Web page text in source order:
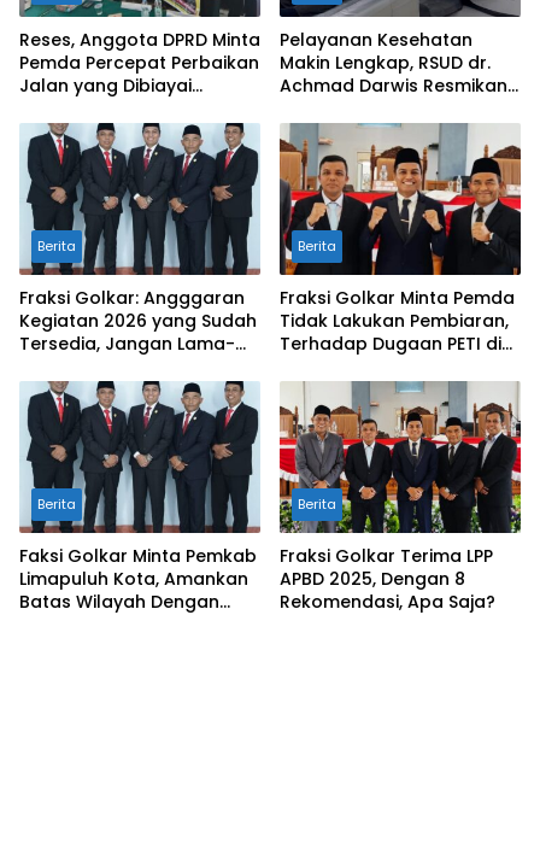
Reses, Anggota DPRD Minta
Pemda Percepat Perbaikan
Jalan yang Dibiayai
Pelayanan Kesehatan
Makin Lengkap, RSUD dr.
Achmad Darwis Resmikan
Berita
Fraksi Golkar: Angggaran
Kegiatan 2026 yang Sudah
Tersedia, Jangan Lama-
Daerah
Berita
Fraksi Golkar Minta Pemda
Tidak Lakukan Pembiaran,
Terhadap Dugaan PETI di
Berita
Faksi Golkar Minta Pemkab
Limapuluh Kota, Amankan
Batas Wilayah Dengan
Berita
Fraksi Golkar Terima LPP
APBD 2025, Dengan 8
Rekomendasi, Apa Saja?